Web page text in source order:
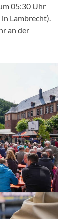
05:30 Uhr
Lambrecht).
an der